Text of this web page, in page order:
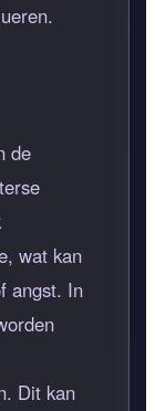
de
wat kan
angst. In
Dit kan